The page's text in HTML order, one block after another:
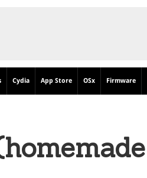
Cydia App Store OSx Firmware